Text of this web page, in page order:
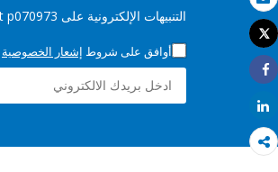
بريد الكتروني
طباعة
Tweet
Share
Share
التنبيهات الإلكترونية على Project p070973
أوافق على شروط إشعار الخصوصية